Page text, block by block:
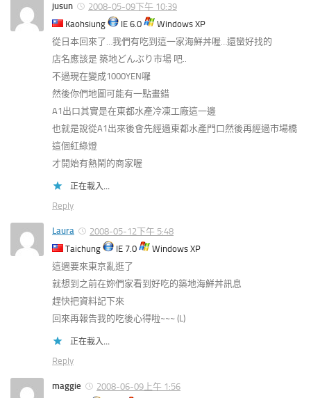
jusun
2008-05-09下午 10:39
Kaohsiung
IE 6.0
Windows XP
從日本回來了…我們有吃到這一家海鮮丼喔…還蠻好找的
店名應該是 築地どんぶり市場 吧..
不過現在變成1000YEN囉
然後你們地圖可能有一點畫錯
A1出口其實是在東都水產冷凍工廠這一邊
也就是說從A1出來後會先經過東都水產門口然後再經過市場橋
這個紅綠燈
才開始有熱鬧的商家喔
正在載入...
Reply
Laura
2008-05-12下午 5:48
Taichung
IE 7.0
Windows XP
這週要來東京亂逛了
就想到之前在妳們家看到好吃的築地海鮮丼訊息
趕快把資料記下來
回來再報告我的吃後心得啦~~~ (L)
正在載入...
Reply
maggie
2008-06-09上午 1:56